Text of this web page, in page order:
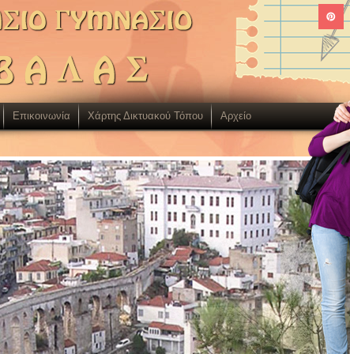
Επικοινωνία Χάρτης Δικτυακού Τόπου Aρχείο